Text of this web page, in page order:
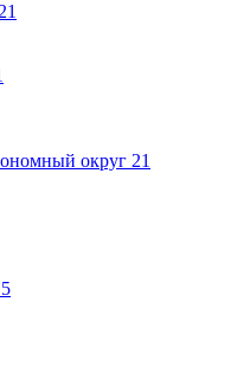
21
округ 21
5